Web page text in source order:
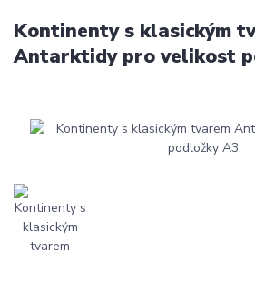
Kontinenty s klasickým
Antarktidy pro velikost